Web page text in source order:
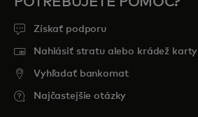
Získať podporu
Nahlásiť stratu alebo krádež karty
Vyhľadať bankomat
Najčastejšie otázky